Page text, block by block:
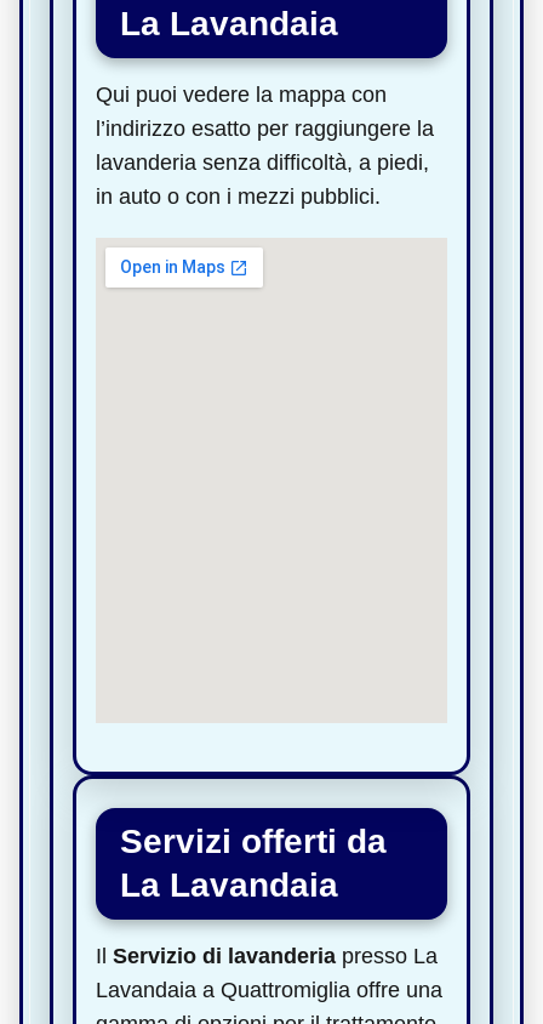
La Lavandaia
Qui puoi vedere la mappa con
l’indirizzo esatto per raggiungere la
lavanderia senza difficoltà, a piedi,
in auto o con i mezzi pubblici.
Servizi offerti da
La Lavandaia
Il Servizio di lavanderia presso La
Lavandaia a Quattromiglia offre una